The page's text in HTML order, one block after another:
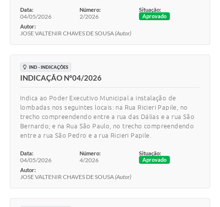
Data:
04/05/2026
Número:
2/2026
Situação:
Aprovado
Autor:
JOSE VALTENIR CHAVES DE SOUSA(Autor)
IND - INDICAÇÕES
INDICAÇÃO Nº04/2026
Indica ao Poder Executivo Municipal a instalação de
lombadas nos seguintes locais: na Rua Ricieri Papile, no
trecho compreendendo entre a rua das Dálias e a rua São
Bernardo; e na Rua São Paulo, no trecho compreendendo
entre a rua São Pedro e a rua Ricieri Papile.
Data:
04/05/2026
Número:
4/2026
Situação:
Aprovado
Autor:
JOSE VALTENIR CHAVES DE SOUSA(Autor)